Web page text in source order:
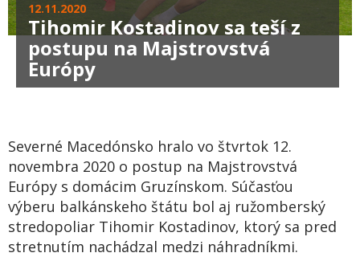
12.11.2020
Tihomir Kostadinov sa teší z
postupu na Majstrovstvá
Európy
Severné Macedónsko hralo vo štvrtok 12.
novembra 2020 o postup na Majstrovstvá
Európy s domácim Gruzínskom. Súčasťou
výberu balkánskeho štátu bol aj ružomberský
stredopoliar Tihomir Kostadinov, ktorý sa pred
stretnutím nachádzal medzi náhradníkmi.